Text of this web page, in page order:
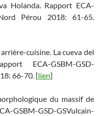
Holanda. Rapport ECA-
Pérou 2018: 61-65.
cuisine. La cueva del
ECA-GSBM-GSD-
66-70. [lien]
du massif de
GSD-GSVulcain-